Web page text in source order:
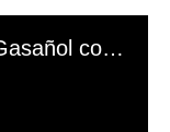
El mal momento de Yanina Gasañol con un hincha argentino en "Subrayado"